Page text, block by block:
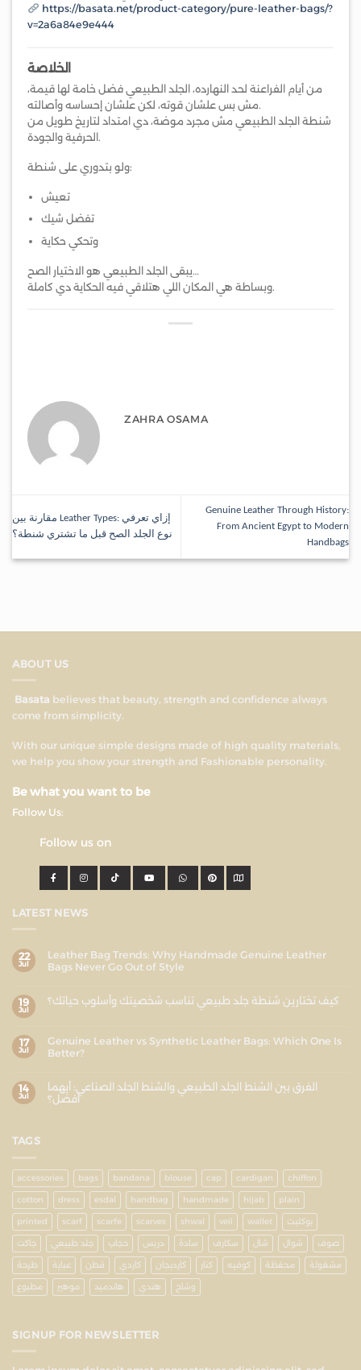
https://basata.net/product-category/pure-leather-bags/?
v=2a6a84e9e444
الخلاصة
من أيام الفراعنة لحد النهارده، الجلد الطبيعي فضل خامة لها قيمة،
مش بس علشان قوته، لكن علشان إحساسه وأصالته.
شنطة الجلد الطبيعي مش مجرد موضة، دي امتداد لتاريخ طويل من
الحرفية والجودة.
ولو بتدوري على شنطة:
تعيش
تفضل شيك
وتحكي حكاية
يبقى الجلد الطبيعي هو الاختيار الصح…
وبساطة هي المكان اللي هتلاقي فيه الحكاية دي كاملة.
ZAHRA OSAMA
مقارنة بين Leather Types: إزاي تعرفي
نوع الجلد الصح قبل ما تشتري شنطة؟
Genuine Leather Through History:
From Ancient Egypt to Modern
Handbags
ABOUT US
Basata believes that beauty, strength and confidence always
come from simplicity.
With our unique simple designs made of high quality materials,
we help you show your strength and Fashionable personality.
Be what you want to be
Follow Us:
Follow us on
LATEST NEWS
22
Jul
Leather Bag Trends: Why Handmade Genuine Leather
Bags Never Go Out of Style
19
Jul
كيف تختارين شنطة جلد طبيعي تناسب شخصيتك وأسلوب حياتك؟
17
Jul
Genuine Leather vs Synthetic Leather Bags: Which One Is
Better?
14
Jul
الفرق بين الشنط الجلد الطبيعي والشنط الجلد الصناعي: أيهما
أفضل؟
TAGS
accessories bags bandana blouse cap cardigan chiffon
cotton dress esdal handbag handmade hijab plain
printed scarf scarfe scarves shwal veil wallet بوكليت
جاكت جلد طبيعي حجاب دريس سادة سكارف شال شوال صوف
طرحة عباية قطن كاردي كارديجان كنار كوفيه محفظة مشغولة
مطبوع موهير هاندميد هندي وشاح
SIGNUP FOR NEWSLETTER